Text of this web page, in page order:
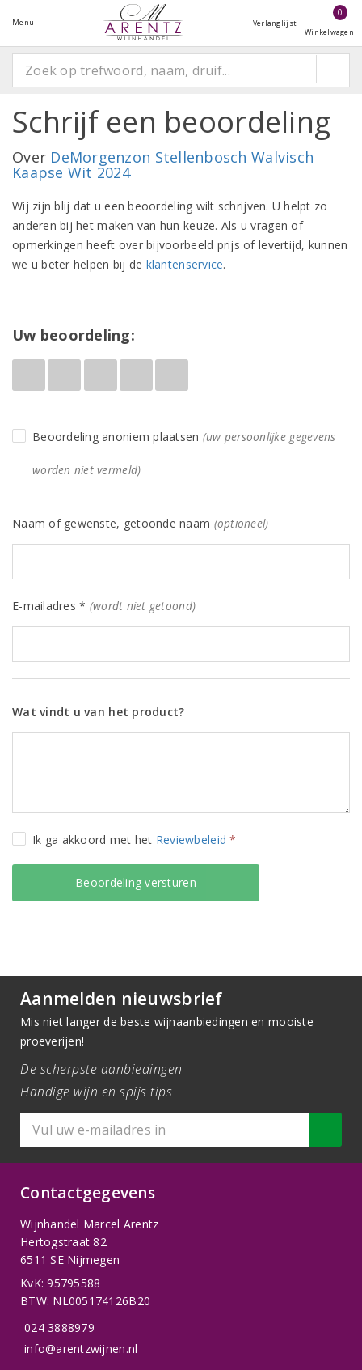
Menu Verlanglijst
0
Winkelwagen
Schrijf een beoordeling
Over DeMorgenzon Stellenbosch Walvisch
Kaapse Wit 2024
Wij zijn blij dat u een beoordeling wilt schrijven. U helpt zo
anderen bij het maken van hun keuze. Als u vragen of
opmerkingen heeft over bijvoorbeeld prijs of levertijd, kunnen
we u beter helpen bij de klantenservice.
Uw beoordeling:
Beoordeling anoniem plaatsen (uw persoonlijke gegevens
worden niet vermeld)
Naam of gewenste, getoonde naam (optioneel)
E-mailadres * (wordt niet getoond)
Wat vindt u van het product?
Ik ga akkoord met het Reviewbeleid *
Aanmelden nieuwsbrief
Mis niet langer de beste wijnaanbiedingen en mooiste
proeverijen!
De scherpste aanbiedingen
Handige wijn en spijs tips
Contactgegevens
Wijnhandel Marcel Arentz
Hertogstraat 82
6511 SE Nijmegen
KvK: 95795588
BTW: NL005174126B20
024 3888979
info@arentzwijnen.nl